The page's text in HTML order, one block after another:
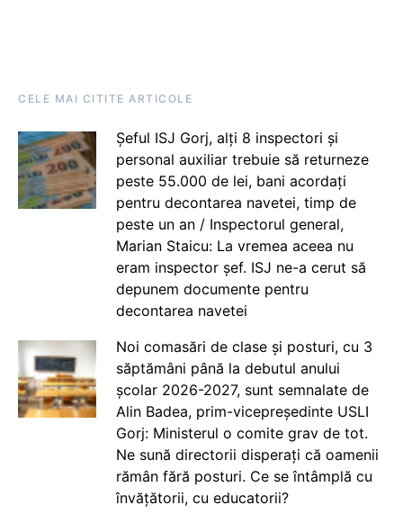
CELE MAI CITITE ARTICOLE
Șeful ISJ Gorj, alți 8 inspectori și
personal auxiliar trebuie să returneze
peste 55.000 de lei, bani acordați
pentru decontarea navetei, timp de
peste un an / Inspectorul general,
Marian Staicu: La vremea aceea nu
eram inspector șef. ISJ ne-a cerut să
depunem documente pentru
decontarea navetei
Noi comasări de clase și posturi, cu 3
săptămâni până la debutul anului
școlar 2026-2027, sunt semnalate de
Alin Badea, prim-vicepreședinte USLI
Gorj: Ministerul o comite grav de tot.
Ne sună directorii disperați că oamenii
rămân fără posturi. Ce se întâmplă cu
învățătorii, cu educatorii?